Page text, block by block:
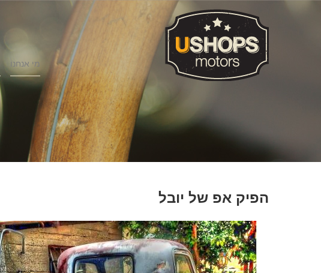
מי אנחנו
הפיק אפ של יובל